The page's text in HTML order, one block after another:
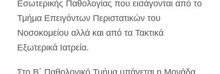
Εσωτερικής Παθολογίας που εισάγονται από το
Τμήμα Επειγόντων Περιστατικών του
Νοσοκομείου αλλά και από τα Τακτικά
Εξωτερικά Ιατρεία.
Στο Β΄ Παθολογικό Τμήμα υπάγεται η Μονάδα